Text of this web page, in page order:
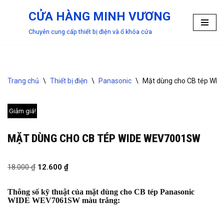
CỬA HÀNG MINH VƯƠNG
Chuyên cung cấp thiết bị điện và ổ khóa cửa
Trang chủ \ Thiết bị điện \ Panasonic \ Mặt dùng cho CB tép
Giảm giá!
MẶT DÙNG CHO CB TÉP WIDE WEV7001SW
18.000₫ 12.600 ₫
Thông số kỹ thuật của mặt dùng cho CB tép Panasonic
WIDE WEV7061SW màu trắng: